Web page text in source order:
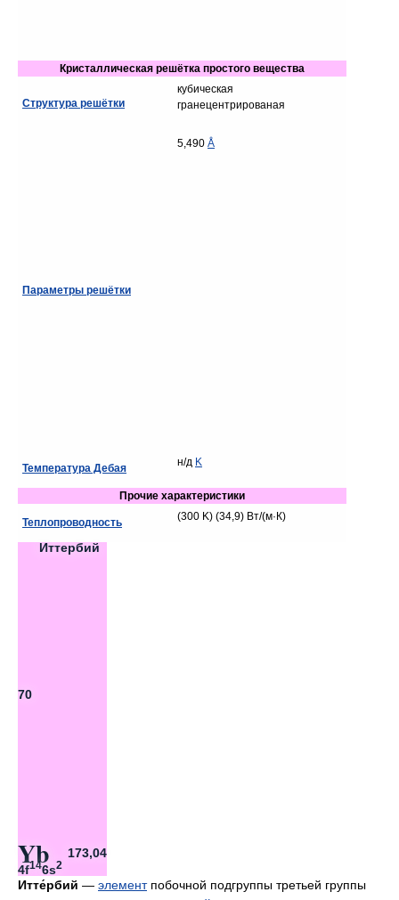
Кристаллическая решётка простого вещества
Структура решётки
кубическая
гранецентрированая
Параметры решётки
5,490 Å
Температура Дебая н/д K
Прочие характеристики
Теплопроводность (300 K) (34,9) Вт/(м·К)
70
Иттербий
Yb
173,04
4f146s2
Итте́рбий — элементпобочной подгруппы третьей группы